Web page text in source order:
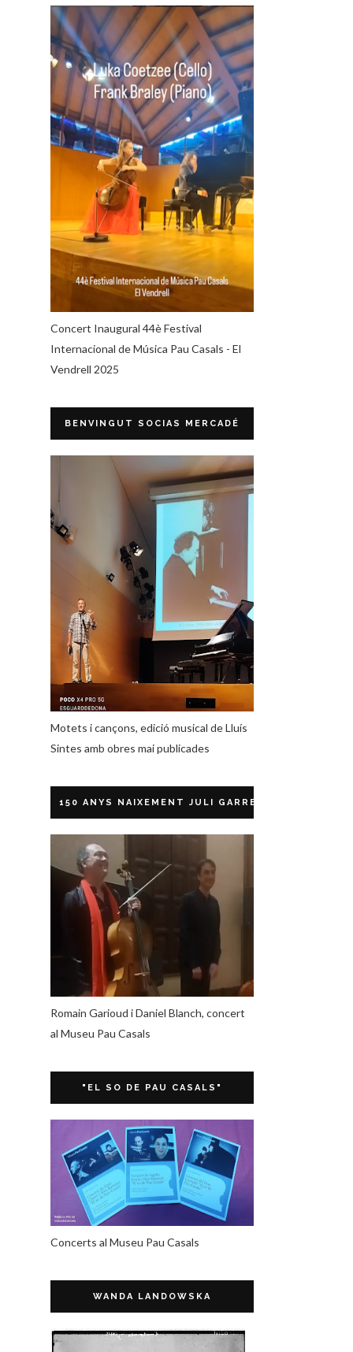
Concert Inaugural 44è Festival
Internacional de Música Pau Casals - El
Vendrell 2025
BENVINGUT SOCIAS MERCADÉ
Motets i cançons, edició musical de Lluís
Sintes amb obres mai publicades
150 ANYS NAIXEMENT JULI GARRETA
Romain Garioud i Daniel Blanch, concert
al Museu Pau Casals
"EL SO DE PAU CASALS"
Concerts al Museu Pau Casals
WANDA LANDOWSKA